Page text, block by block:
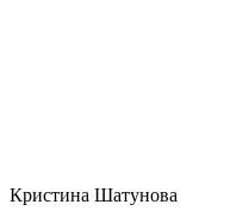
Кристина Шатунова